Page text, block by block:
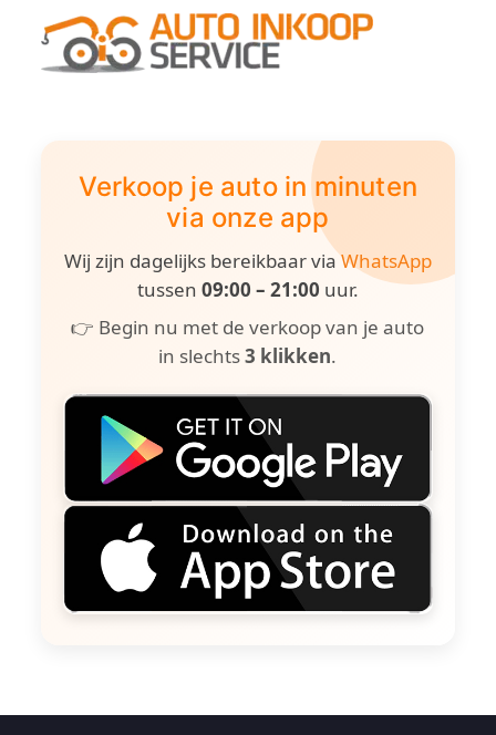
Verkoop je auto in minuten
via onze app
Wij zijn dagelijks bereikbaar viaWhatsApp
tussen 09:00 – 21:00 uur.
👉 Begin nu met de verkoop van je auto
in slechts3 klikken.